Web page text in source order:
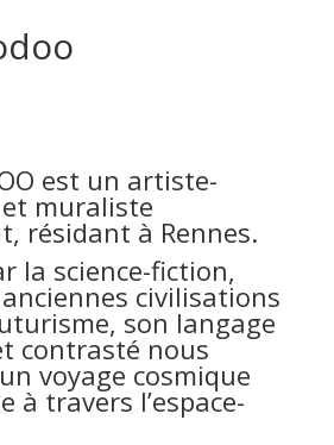
est un artiste-
muraliste
résidant à Rennes.
la science-fiction,
anciennes civilisations
son langage
contrasté nous
voyage cosmique
à travers l’espace-